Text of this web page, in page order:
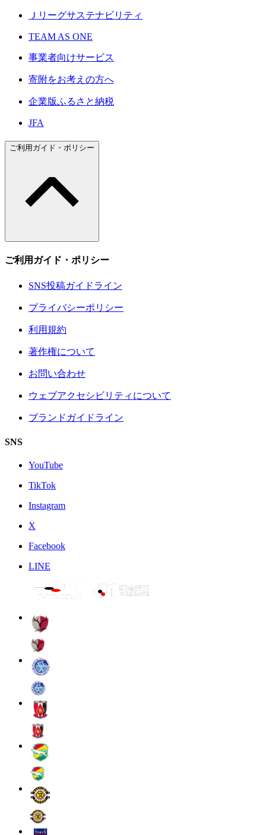
Ｊリーグサステナビリティ
TEAM AS ONE
事業者向けサービス
寄附をお考えの方へ
企業版ふるさと納税
JFA
ご利用ガイド・ポリシー
ご利用ガイド・ポリシー
SNS投稿ガイドライン
プライバシーポリシー
利用規約
著作権について
お問い合わせ
ウェブアクセシビリティについて
ブランドガイドライン
SNS
YouTube
TikTok
Instagram
X
Facebook
LINE